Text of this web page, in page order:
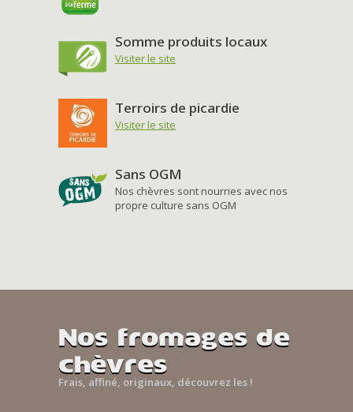
Somme produits locaux
Visiter le site
Terroirs de picardie
Visiter le site
Sans OGM
Nos chèvres sont nourries avec nos
propre culture sans OGM
Nos fromages de
chèvres
Frais, affiné, originaux, découvrez les !